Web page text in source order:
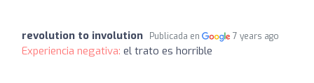
revolution to involution Publicada en 7 years ago
Experiencia negativa: el trato es horrible